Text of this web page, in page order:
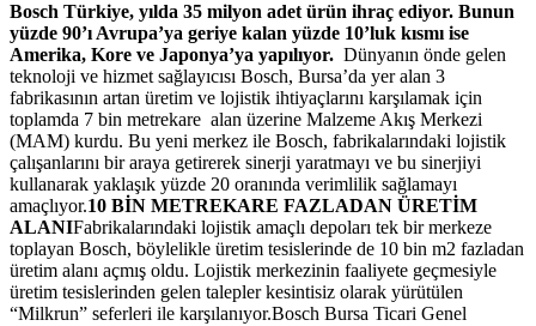
Bosch Türkiye, yılda 35 milyon adet ürün ihraç ediyor. Bunun
yüzde 90’ı Avrupa’ya geriye kalan yüzde 10’luk kısmı ise
Amerika, Kore ve Japonya’ya yapılıyor. Dünyanın önde gelen
teknoloji ve hizmet sağlayıcısı Bosch, Bursa’da yer alan 3
fabrikasının artan üretim ve lojistik ihtiyaçlarını karşılamak için
toplamda 7 bin metrekare alan üzerine Malzeme Akış Merkezi
(MAM) kurdu. Bu yeni merkez ile Bosch, fabrikalarındaki lojistik
çalışanlarını bir araya getirerek sinerji yaratmayı ve bu sinerjiyi
kullanarak yaklaşık yüzde 20 oranında verimlilik sağlamayı
amaçlıyor.10 BİN METREKARE FAZLADAN ÜRETİM
ALANIFabrikalarındaki lojistik amaçlı depoları tek bir merkeze
toplayan Bosch, böylelikle üretim tesislerinde de 10 bin m2 fazladan
üretim alanı açmış oldu. Lojistik merkezinin faaliyete geçmesiyle
üretim tesislerinden gelen talepler kesintisiz olarak yürütülen
“Milkrun” seferleri ile karşılanıyor.Bosch Bursa Ticari Genel